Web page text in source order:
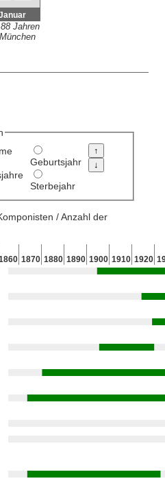
Jahren
Geburtsjahr
Sterbejahr
/ Anzahl der
1870 1880 1890 1900 1910 1920